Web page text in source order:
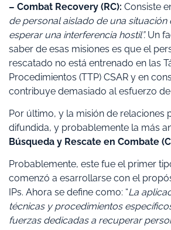
– Combat Recovery (RC): Consiste
de personal aislado de una situación
esperar una interferencia hostil”.Un
saber de esas misiones es que el
rescatado no está entrenado en las
Procedimientos (TTP) CSAR y en
contribuye demasiado al esfuerzo
Por último, y la misión de relaciones
difundida, y probablemente la más
Búsqueda y Rescate en Combate
Probablemente, este fue el primer
comenzó a esarrollarse con el
IPs. Ahora se define como: “La
técnicas y procedimientos
fuerzas dedicadas a recuperar